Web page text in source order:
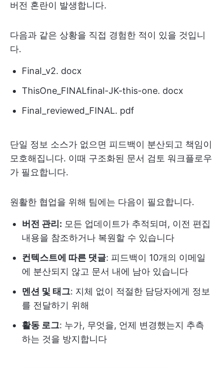
버전 혼란이 발생합니다.
다음과 같은 상황을 직접 경험한 적이 있을 것입니
다.
Final_v2. docx
ThisOne_FINALfinal-JK-this-one. docx
Final_reviewed_FINAL. pdf
단일 정보 소스가 없으면 피드백이 분산되고 책임이
모호해집니다. 이때 구조화된 문서 검토 워크플로우
가 필요합니다.
원활한 협업을 위해 팀에는 다음이 필요합니다.
버전 관리: 모든 업데이트가 추적되며, 이전 편집
내용을 참조하거나 복원할 수 있습니다
컨텍스트에 따른 댓글: 피드백이 10개의 이메일
에 분산되지 않고 문서 내에 남아 있습니다
멘션 및 태그: 지체 없이 적절한 담당자에게 정보
를 전달하기 위해
활동 로그: 누가, 무엇을, 언제 변경했는지 추측
하는 것을 방지합니다